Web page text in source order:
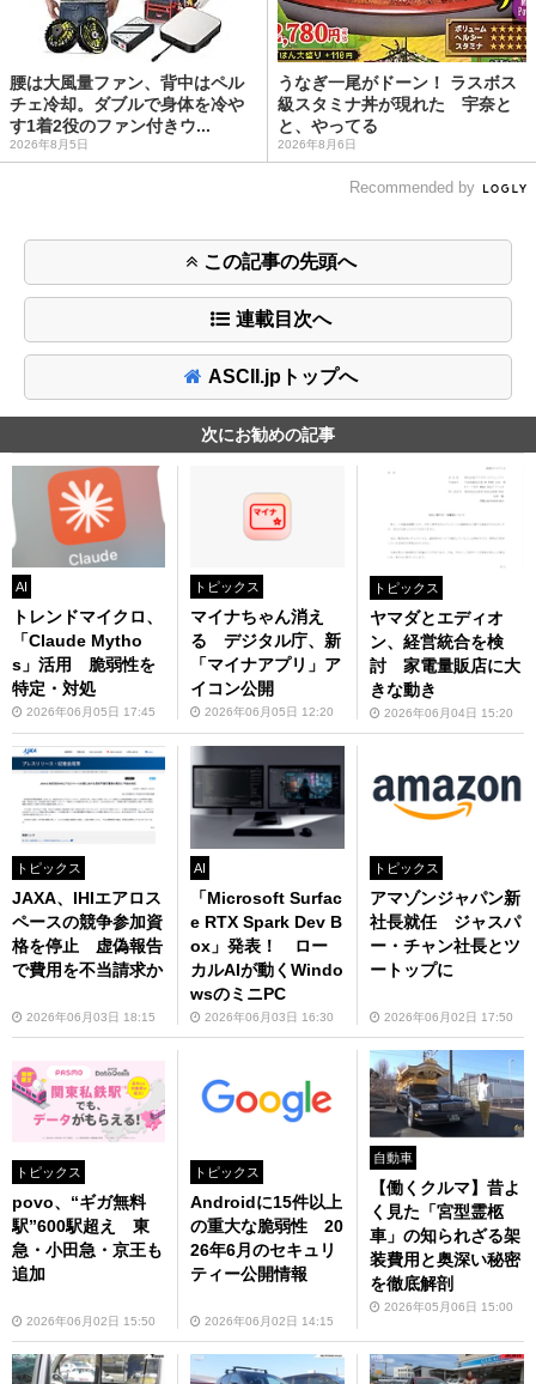
腰は大風量ファン、背中はペル
チェ冷却。ダブルで身体を冷や
す1着2役のファン付きウ...
2026年8月5日
うなぎ一尾がドーン！ ラスボス
級スタミナ丼が現れた 宇奈と
と、やってる
2026年8月6日
Recommended by
この記事の先頭へ
連載目次へ
ASCII.jpトップへ
次にお勧めの記事
AI
トレンドマイクロ、
「Claude Mytho
s」活用 脆弱性を
特定・対処
2026年06月05日 17:45
トピックス
マイナちゃん消え
る デジタル庁、新
「マイナアプリ」ア
イコン公開
2026年06月05日 12:20
トピックス
ヤマダとエディオ
ン、経営統合を検
討 家電量販店に大
きな動き
2026年06月04日 15:20
トピックス
JAXA、IHIエアロス
ペースの競争参加資
格を停止 虚偽報告
で費用を不当請求か
2026年06月03日 18:15
AI
「Microsoft Surfac
e RTX Spark Dev B
ox」発表！ ロー
カルAIが動くWindo
wsのミニPC
2026年06月03日 16:30
トピックス
アマゾンジャパン新
社長就任 ジャスパ
ー・チャン社長とツ
ートップに
2026年06月02日 17:50
トピックス
povo、“ギガ無料
駅”600駅超え 東
急・小田急・京王も
追加
2026年06月02日 15:50
トピックス
Androidに15件以上
の重大な脆弱性 20
26年6月のセキュリ
ティー公開情報
2026年06月02日 14:15
自動車
【働くクルマ】昔よ
く見た「宮型霊柩
車」の知られざる架
装費用と奥深い秘密
を徹底解剖
2026年05月06日 15:00